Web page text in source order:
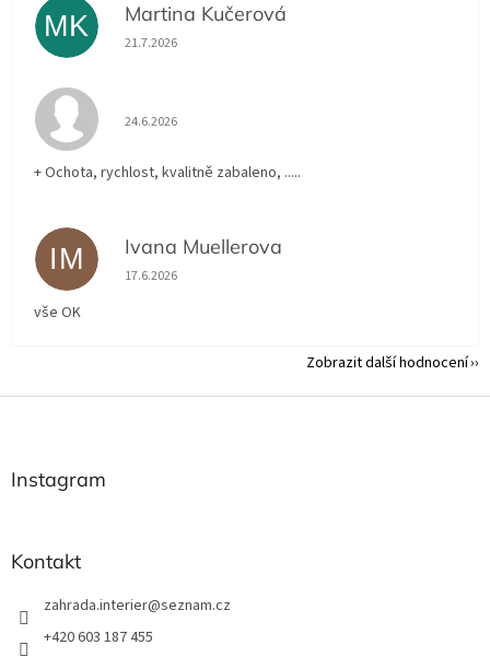
MK Martina Kučerová
Hodnocení obchodu je 5 z 5 hvězdiček.
21.7.2026
Hodnocení obchodu je 5 z 5 hvězdiček.
24.6.2026
+ Ochota, rychlost, kvalitně zabaleno, .....
IM Ivana Muellerova
Hodnocení obchodu je 5 z 5 hvězdiček.
17.6.2026
vše OK
Zobrazit další hodnocení
Instagram
Kontakt
zahrada.interier@seznam.cz
+420 603 187 455